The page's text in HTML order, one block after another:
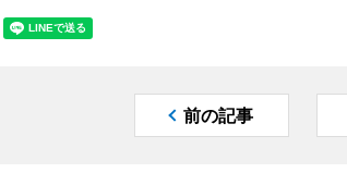
前の記事